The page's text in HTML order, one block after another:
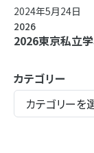
2024年5月24日
2026
2026東京私立
カテゴリー